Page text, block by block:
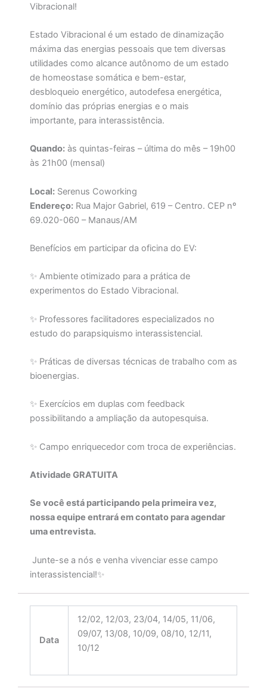
Vibracional!
Estado Vibracional é um estado de dinamização
máxima das energias pessoais que tem diversas
utilidades como alcance autônomo de um estado
de homeostase somática e bem-estar,
desbloqueio energético, autodefesa energética,
domínio das próprias energias e o mais
importante, para interassistência.
Quando: às quintas-feiras – última do mês – 19h00
às 21h00 (mensal)
Local: Serenus Coworking
Endereço: Rua Major Gabriel, 619 – Centro. CEP nº
69.020-060 – Manaus/AM
Benefícios em participar da oficina do EV:
✨ Ambiente otimizado para a prática de
experimentos do Estado Vibracional.
✨ Professores facilitadores especializados no
estudo do parapsiquismo interassistencial.
✨ Práticas de diversas técnicas de trabalho com as
bioenergias.
✨ Exercícios em duplas com feedback
possibilitando a ampliação da autopesquisa.
✨ Campo enriquecedor com troca de experiências.
Atividade GRATUITA
Se você está participando pela primeira vez,
nossa equipe entrará em contato para agendar
uma entrevista.
Junte-se a nós e venha vivenciar esse campo
interassistencial!✨
Data
12/02, 12/03, 23/04, 14/05, 11/06,
09/07, 13/08, 10/09, 08/10, 12/11,
10/12